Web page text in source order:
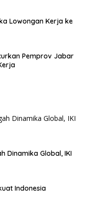
Lowongan Kerja ke
Pemprov Jabar
Dinamika Global, IKI
Indonesia